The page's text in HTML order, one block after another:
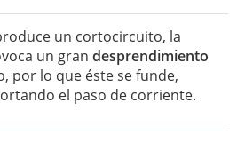
un cortocircuito, la
un gran desprendimiento
por lo que éste se funde,
el paso de corriente.